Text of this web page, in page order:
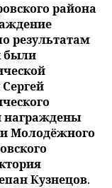
района
результатам
были
награждены
Молодёжного
Кузнецов.